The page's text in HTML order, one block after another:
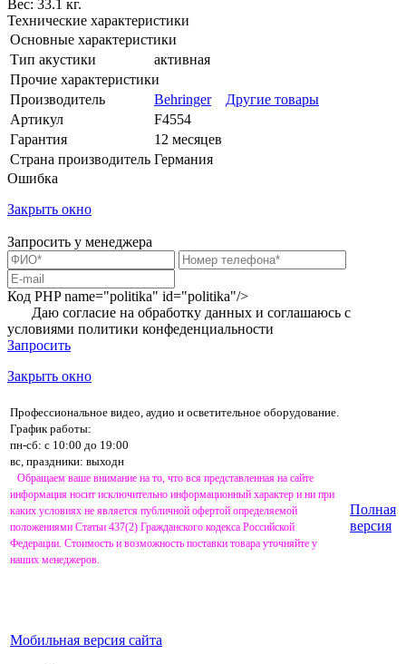
Вес: 33.1 кг.
Технические характеристики
Основные характеристики
Тип акустики
активная
Прочие характеристики
Производитель
Behringer
Другие товары
Артикул
F4554
Гарантия
12 месяцев
Страна производитель Германия
Ошибка
Закрыть окно
Запросить у менеджера
Код PHPname="politika" id="politika"/>
Даю согласие на обработку данных и соглашаюсь с
условиями политики конфеденциальности
Запросить
Закрыть окно
Профессиональное видео, аудио и осветительное оборудование.
График работы:
пн-сб: с 10:00 до 19:00
вс, праздники: выходн
Обращаем ваше внимание на то, что вся представленная на сайте
информация носит исключительно информационный характер и ни при
каких условиях не является публичной офертой определяемой
положениями Статьи 437(2) Гражданского кодекса Российской
Федерации. Стоимость и возможность поставки товара уточняйте у
наших менеджеров.
Мобильная версия сайта
Полная
версия